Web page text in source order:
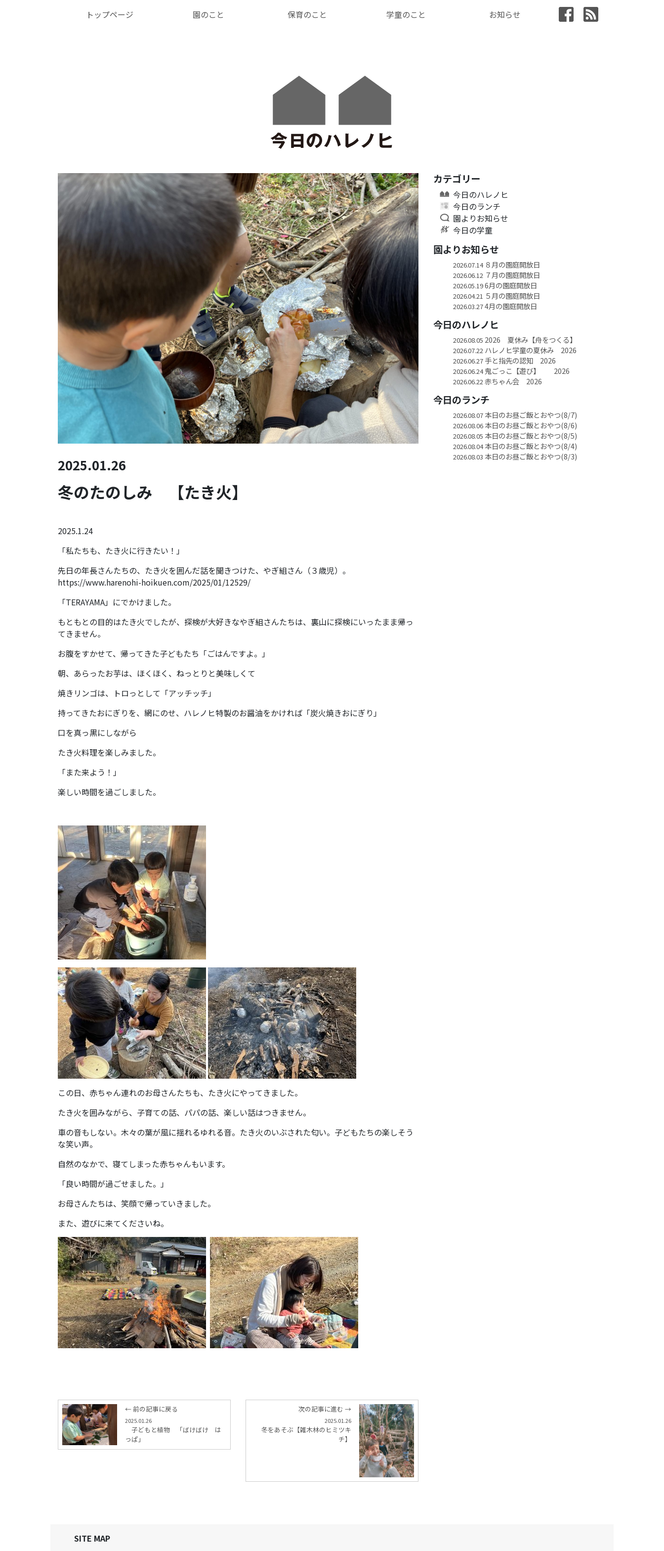
トップページ 園のこと 保育のこと 学童のこと お知らせ
2025.01.26
冬のたのしみ 【たき火】
2025.1.24
「私たちも、たき火に行きたい！」
先日の年長さんたちの、たき火を囲んだ話を聞きつけた、やぎ組さん（３歳児）。
https://www.harenohi-hoikuen.com/2025/01/12529/
「TERAYAMA」にでかけました。
もともとの目的はたき火でしたが、探検が大好きなやぎ組さんたちは、裏山に探検にいったまま帰っ
てきません。
お腹をすかせて、帰ってきた子どもたち「ごはんですよ。」
朝、あらったお芋は、ほくほく、ねっとりと美味しくて
焼きリンゴは、トロっとして「アッチッチ」
持ってきたおにぎりを、網にのせ、ハレノヒ特製のお醤油をかければ「炭火焼きおにぎり」
口を真っ黒にしながら
たき火料理を楽しみました。
「また来よう！」
楽しい時間を過ごしました。
この日、赤ちゃん連れのお母さんたちも、たき火にやってきました。
たき火を囲みながら、子育ての話、パパの話、楽しい話はつきません。
車の音もしない。木々の葉が風に揺れるゆれる音。たき火のいぶされた匂い。子どもたちの楽しそう
な笑い声。
自然のなかで、寝てしまった赤ちゃんもいます。
「良い時間が過ごせました。」
お母さんたちは、笑顔で帰っていきました。
また、遊びに来てくださいね。
← 前の記事に戻る
2025.01.26
子どもと植物 「ばけばけ は
っぱ」
次の記事に進む →
2025.01.26
冬をあそぶ【雑木林のヒミツキ
チ】
カテゴリー
今日のハレノヒ
今日のランチ
園よりお知らせ
今日の学童
園よりお知らせ
2026.07.14８月の園庭開放日
2026.06.12 ７月の園庭開放日
2026.05.196月の園庭開放日
2026.04.21 ５月の園庭開放日
2026.03.274月の園庭開放日
今日のハレノヒ
2026.08.05 2026 夏休み【舟をつくる】
2026.07.22 ハレノヒ学童の夏休み 2026
2026.06.27手と指先の認知 2026
2026.06.24鬼ごっこ【遊び】 2026
2026.06.22 赤ちゃん会 2026
今日のランチ
2026.08.07本日のお昼ご飯とおやつ(8/7)
2026.08.06本日のお昼ご飯とおやつ(8/6)
2026.08.05 本日のお昼ご飯とおやつ(8/5)
2026.08.04本日のお昼ご飯とおやつ(8/4)
2026.08.03 本日のお昼ご飯とおやつ(8/3)
SITE MAP